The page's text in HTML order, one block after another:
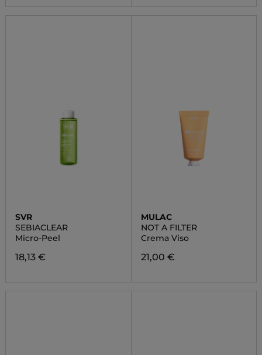
SVR
SEBIACLEAR
Micro-Peel
18,13 €
MULAC
NOT A FILTER
Crema Viso
21,00 €